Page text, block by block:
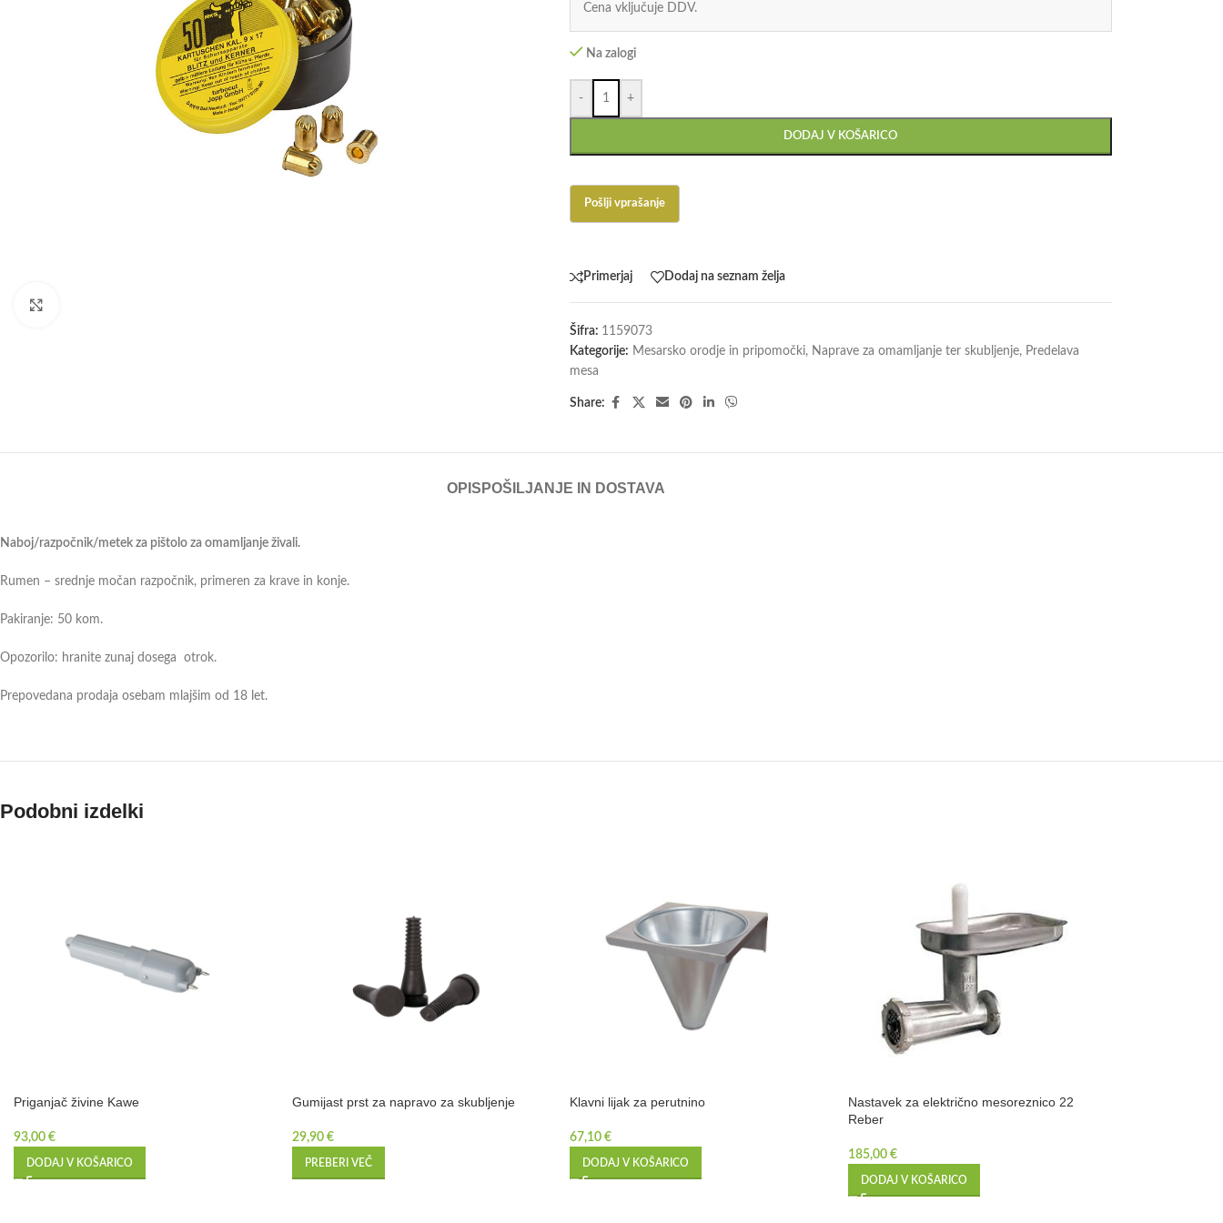
Cena vključuje DDV.
Na zalogi
- +
DODAJ V KOŠARICO
Primerjaj Dodaj na seznam želja
Šifra: 1159073
Kategorije: Mesarsko orodje in pripomočki, Naprave za omamljanje ter skubljenje, Predelava
mesa
Share:
OPIS POŠILJANJE IN DOSTAVA
Naboj/razpočnik/metek za pištolo za omamljanje živali.
Rumen – srednje močan razpočnik, primeren za krave in konje.
Pakiranje: 50 kom.
Opozorilo: hranite zunaj dosega otrok.
Prepovedana prodaja osebam mlajšim od 18 let.
Podobni izdelki
Priganjač živine Kawe
93,00 €
DODAJ V KOŠARICO
Gumijast prst za napravo za skubljenje
29,90 €
PREBERI VEČ
Klavni lijak za perutnino
67,10 €
DODAJ V KOŠARICO
Nastavek za električno mesoreznico 22
Reber
185,00 €
DODAJ V KOŠARICO